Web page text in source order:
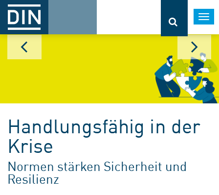
Handlungsfähig in der
Krise
Normen stärken Sicherheit und
Resilienz